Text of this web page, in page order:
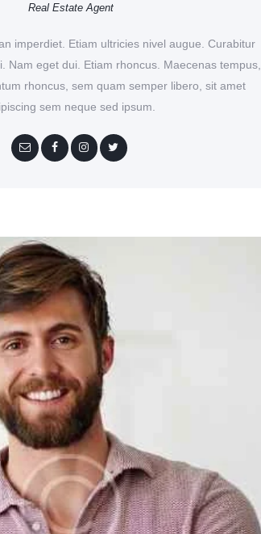
Real Estate Agent
imperdiet. Etiam ultricies nivel augue. Curabitur
Nam eget dui. Etiam rhoncus. Maecenas tempus,
rhoncus, sem quam semper libero, sit amet
sem neque sed ipsum.